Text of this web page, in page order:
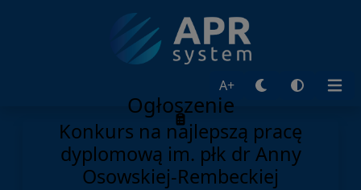
A+
Ogłoszenie
Konkurs na najlepszą pracę
dyplomową im. płk dr Anny
Osowskiej-Rembeckiej